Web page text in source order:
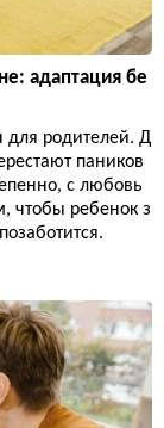
адаптация бе
для родителей. Д
паников
с любовь
чтобы ребенок з